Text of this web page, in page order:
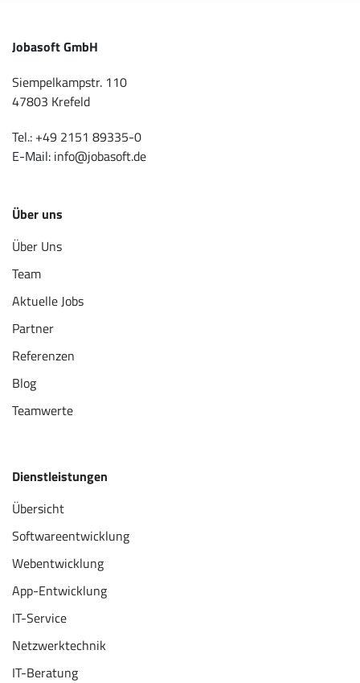
Jobasoft GmbH
Siempelkampstr. 110
47803 Krefeld
Tel.: +49 2151 89335-0
E-Mail: info@jobasoft.de
Über uns
Über Uns
Team
Aktuelle Jobs
Partner
Referenzen
Blog
Teamwerte
Dienstleistungen
Übersicht
Softwareentwicklung
Webentwicklung
App-Entwicklung
IT-Service
Netzwerktechnik
IT-Beratung